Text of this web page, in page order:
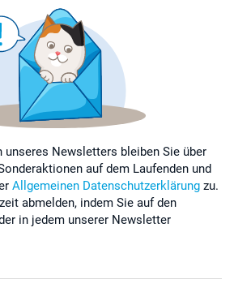
unseres Newsletters bleiben Sie über
auf dem Laufenden und
Allgemeinen Datenschutzerklärung zu.
abmelden, indem Sie auf den
in jedem unserer Newsletter